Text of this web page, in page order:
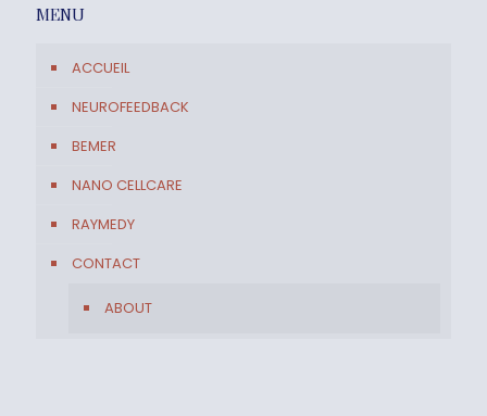
MENU
ACCUEIL
NEUROFEEDBACK
BEMER
NANO CELLCARE
RAYMEDY
CONTACT
ABOUT